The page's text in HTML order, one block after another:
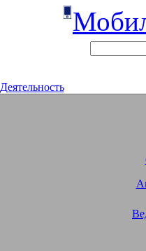
Деятельность